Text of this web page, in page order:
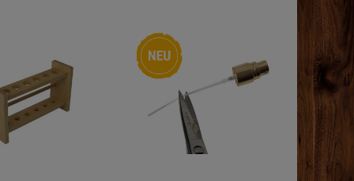
Neuheit